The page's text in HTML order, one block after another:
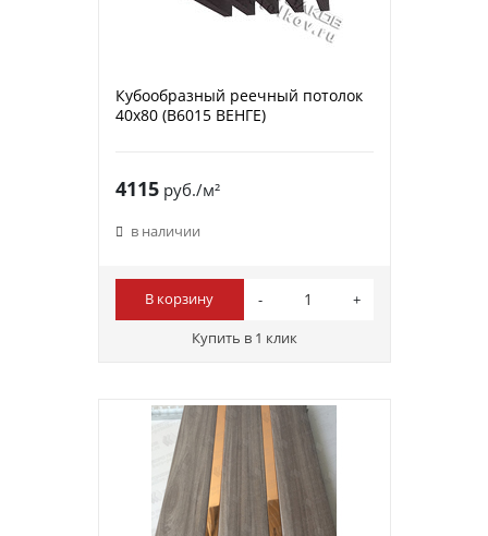
Кубообразный реечный потолок
40х80 (B6015 ВЕНГЕ)
4115руб./м²
в наличии
В корзину
Купить в 1 клик